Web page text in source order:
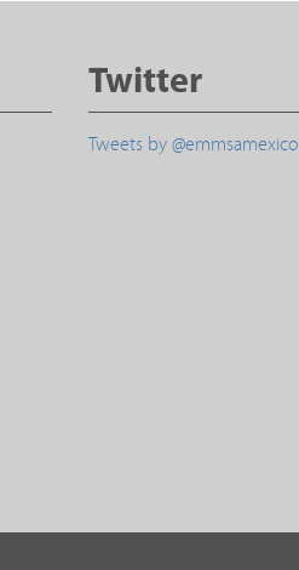
Twitter
Tweets by @emmsamexico